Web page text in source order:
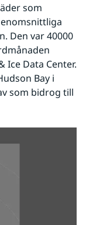
som
Den var 40000
Ice Data Center.
Bay i
som bidrog till